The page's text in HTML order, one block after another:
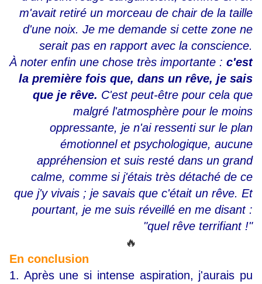
m'avait retiré un morceau de chair de la taille
d'une noix. Je me demande si cette zone ne
serait pas en rapport avec la conscience.
À noter enfin une chose très importante : c'est
la première fois que, dans un rêve, je sais
que je rêve. C'est peut-être pour cela que
malgré l'atmosphère pour le moins
oppressante, je n'ai ressenti sur le plan
émotionnel et psychologique, aucune
appréhension et suis resté dans un grand
calme, comme si j'étais très détaché de ce
que j'y vivais ; je savais que c'était un rêve. Et
pourtant, je me suis réveillé en me disant :
"quel rêve terrifiant !"
🔥
En conclusion
1. Après une si intense aspiration, j'aurais pu